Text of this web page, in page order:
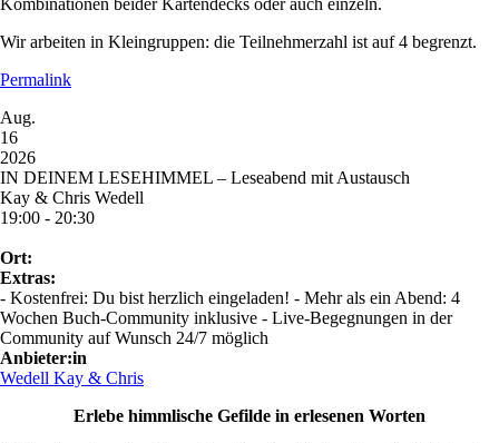
Kombinationen beider Kartendecks oder auch einzeln.
Wir arbeiten in Kleingruppen: die Teilnehmerzahl ist auf 4 begrenzt.
Permalink
Aug.
16
2026
IN DEINEM LESEHIMMEL – Leseabend mit Austausch
Kay & Chris Wedell
19:00 - 20:30
Ort:
Extras:
- Kostenfrei: Du bist herzlich eingeladen! - Mehr als ein Abend: 4
Wochen Buch-Community inklusive - Live-Begegnungen in der
Community auf Wunsch 24/7 möglich
Anbieter:in
Wedell Kay & Chris
Erlebe himmlische Gefilde in erlesenen Worten